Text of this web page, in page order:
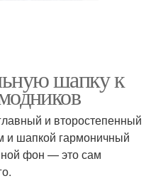
шапку к
и второстепенный
и шапкой гармоничный
фон — это сам